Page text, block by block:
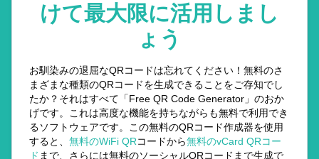
けて最大限に活用しまし
ょう
お馴染みの退屈なQRコードは忘れてください！無料のさ
まざまな種類のQRコードを生成できることをご存知でし
たか？それはすべて「Free QR Code Generator」のおか
げです。これは高度な機能を持ちながらも無料で利用でき
るソフトウェアです。この無料のQRコード作成器を使用
すると、 無料のWiFi QRコードから無料のvCard QRコー
ド まで、さらには無料のソーシャルQRコードまで生成で